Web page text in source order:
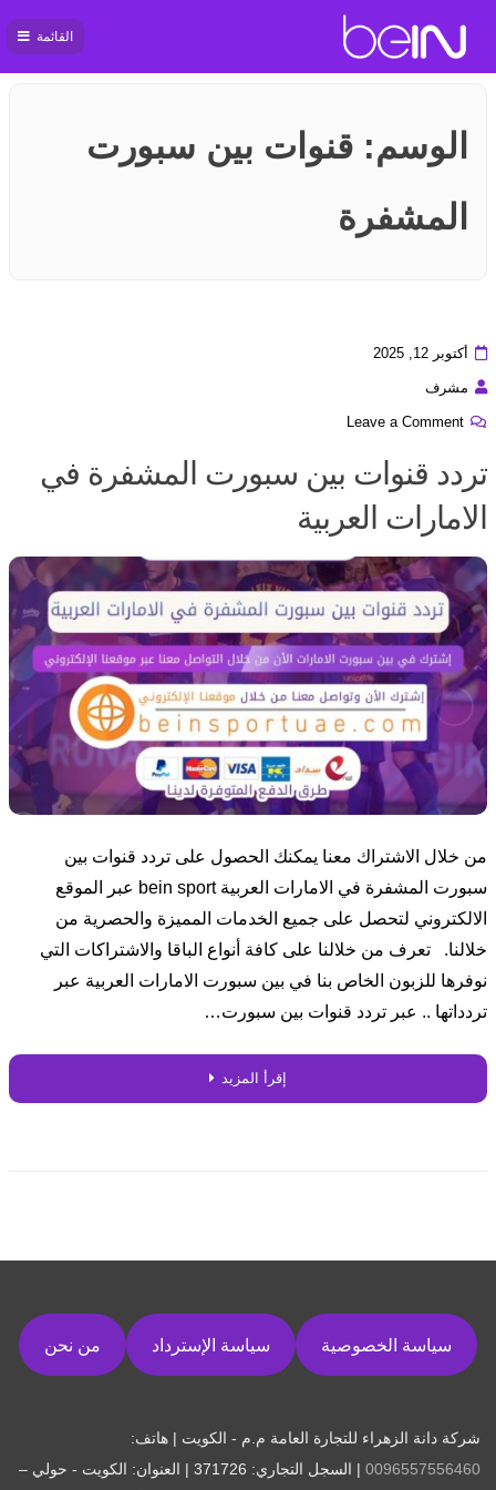
بي ان
القائمة
الوسم: قنوات بين سبورت
المشفرة
أكتوبر 12, 2025
مشرف
Leave a Comment
تردد قنوات بين سبورت المشفرة في
الامارات العربية
من خلال الاشتراك معنا يمكنك الحصول على تردد قنوات بين
سبورت المشفرة في الامارات العربية bein sport عبر الموقع
الالكتروني لتحصل على جميع الخدمات المميزة والحصرية من
خلالنا. تعرف من خلالنا على كافة أنواع الباقا والاشتراكات التي
نوفرها للزبون الخاص بنا في بين سبورت الامارات العربية عبر
تردداتها .. عبر تردد قنوات بين سبورت…
إقرأ المزيد
سياسة الخصوصية سياسة الإسترداد من نحن
شركة دانة الزهراء للتجارة العامة م.م - الكويت | هاتف:
0096557556460
| السجل التجاري: 371726 | العنوان: الكويت - حولي –